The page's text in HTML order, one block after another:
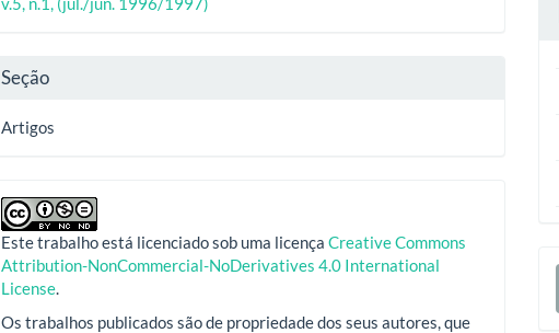
principal
artigo
Seção
Artigos
Este trabalho está licenciado sob uma licençaCreative Commons
Attribution-NonCommercial-NoDerivatives 4.0 International
License
Os trabalhos publicados são de propriedade dos seus autores, que